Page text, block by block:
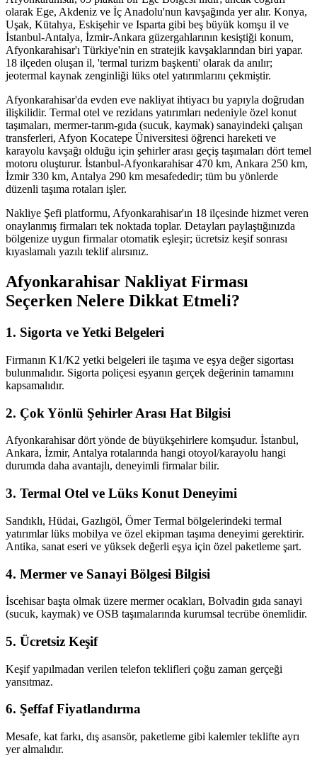
olarak Ege, Akdeniz ve İç Anadolu'nun kavşağında yer alır. Konya,
Uşak, Kütahya, Eskişehir ve Isparta gibi beş büyük komşu il ve
İstanbul-Antalya, İzmir-Ankara güzergahlarının kesiştiği konum,
Afyonkarahisar'ı Türkiye'nin en stratejik kavşaklarından biri yapar.
18 ilçeden oluşan il, 'termal turizm başkenti' olarak da anılır;
jeotermal kaynak zenginliği lüks otel yatırımlarını çekmiştir.
Afyonkarahisar'da evden eve nakliyat ihtiyacı bu yapıyla doğrudan
ilişkilidir. Termal otel ve rezidans yatırımları nedeniyle özel konut
taşımaları, mermer-tarım-gıda (sucuk, kaymak) sanayindeki çalışan
transferleri, Afyon Kocatepe Üniversitesi öğrenci hareketi ve
karayolu kavşağı olduğu için şehirler arası geçiş taşımaları dört temel
motoru oluşturur. İstanbul-Afyonkarahisar 470 km, Ankara 250 km,
İzmir 330 km, Antalya 290 km mesafededir; tüm bu yönlerde
düzenli taşıma rotaları işler.
Nakliye Şefi platformu, Afyonkarahisar'ın 18 ilçesinde hizmet veren
onaylanmış firmaları tek noktada toplar. Detayları paylaştığınızda
bölgenize uygun firmalar otomatik eşleşir; ücretsiz keşif sonrası
kıyaslamalı yazılı teklif alırsınız.
Afyonkarahisar Nakliyat Firması
Seçerken Nelere Dikkat Etmeli?
1. Sigorta ve Yetki Belgeleri
Firmanın K1/K2 yetki belgeleri ile taşıma ve eşya değer sigortası
bulunmalıdır. Sigorta poliçesi eşyanın gerçek değerinin tamamını
kapsamalıdır.
2. Çok Yönlü Şehirler Arası Hat Bilgisi
Afyonkarahisar dört yönde de büyükşehirlere komşudur. İstanbul,
Ankara, İzmir, Antalya rotalarında hangi otoyol/karayolu hangi
durumda daha avantajlı, deneyimli firmalar bilir.
3. Termal Otel ve Lüks Konut Deneyimi
Sandıklı, Hüdai, Gazlıgöl, Ömer Termal bölgelerindeki termal
yatırımlar lüks mobilya ve özel ekipman taşıma deneyimi gerektirir.
Antika, sanat eseri ve yüksek değerli eşya için özel paketleme şart.
4. Mermer ve Sanayi Bölgesi Bilgisi
İscehisar başta olmak üzere mermer ocakları, Bolvadin gıda sanayi
(sucuk, kaymak) ve OSB taşımalarında kurumsal tecrübe önemlidir.
5. Ücretsiz Keşif
Keşif yapılmadan verilen telefon teklifleri çoğu zaman gerçeği
yansıtmaz.
6. Şeffaf Fiyatlandırma
Mesafe, kat farkı, dış asansör, paketleme gibi kalemler teklifte ayrı
yer almalıdır.